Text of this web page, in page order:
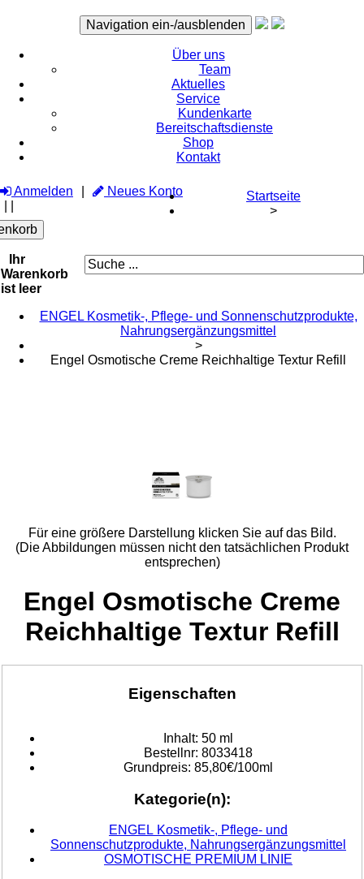
Navigation ein-/ausblenden
Über uns
Team
Aktuelles
Service
Kundenkarte
Bereitschaftsdienste
Shop
Kontakt
Anmelden
Neues Konto
Ihr
Warenkorb
ist leer
Startseite
>
ENGEL Kosmetik-, Pflege- und Sonnenschutzprodukte,
Nahrungsergänzungsmittel
>
Engel Osmotische Creme Reichhaltige Textur Refill
Für eine größere Darstellung klicken Sie auf das Bild.
(Die Abbildungen müssen nicht den tatsächlichen Produkt
entsprechen)
Engel Osmotische Creme
Reichhaltige Textur Refill
Eigenschaften
Inhalt: 50 ml
Bestellnr: 8033418
Grundpreis: 85,80€/100ml
Kategorie(n):
ENGEL Kosmetik-, Pflege- und
Sonnenschutzprodukte, Nahrungsergänzungsmittel
OSMOTISCHE PREMIUM LINIE